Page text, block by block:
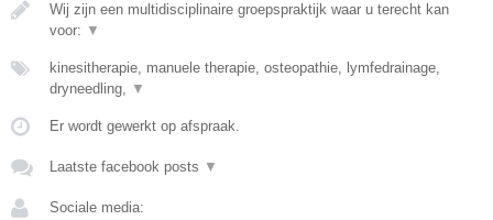
Wij zijn een multidisciplinaire groepspraktijk waar u terecht kan
voor: ▼
kinesitherapie, manuele therapie, osteopathie, lymfedrainage,
dryneedling, ▼
Er wordt gewerkt op afspraak.
Laatste facebook posts ▼
Sociale media: